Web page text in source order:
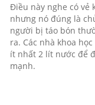
Điều này nghe có vẻ
nhưng nó đúng là
người bị táo bón
ra. Các nhà khoa
ít nhất 2 lít nước để
mạnh.